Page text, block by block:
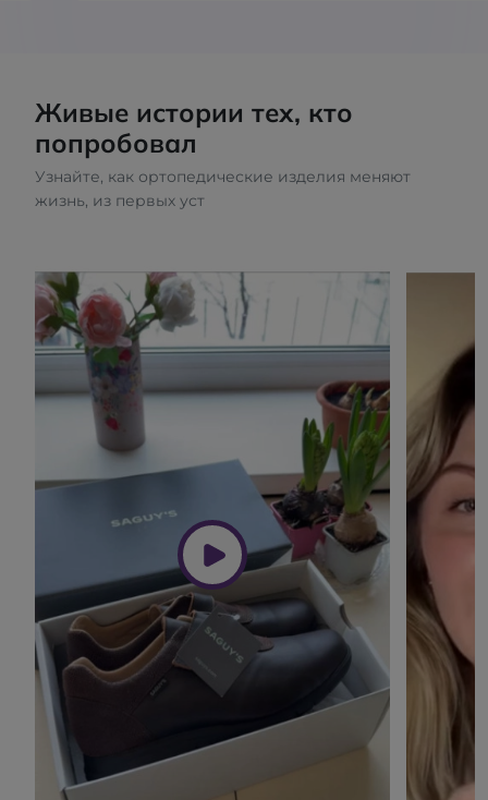
Живые истории тех, кто
попробовал
Узнайте, как ортопедические изделия меняют
жизнь, из первых уст